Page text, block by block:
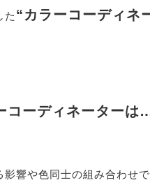
た “カラーコーディネ
コーディネーターは
影響や色同士の組み合わせ